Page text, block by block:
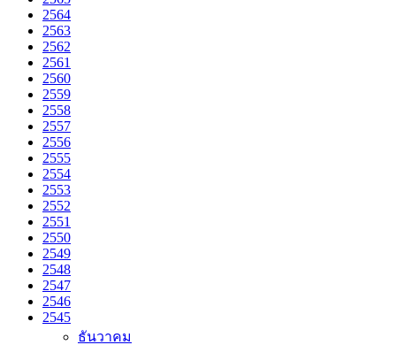
2564
2563
2562
2561
2560
2559
2558
2557
2556
2555
2554
2553
2552
2551
2550
2549
2548
2547
2546
2545
ธันวาคม